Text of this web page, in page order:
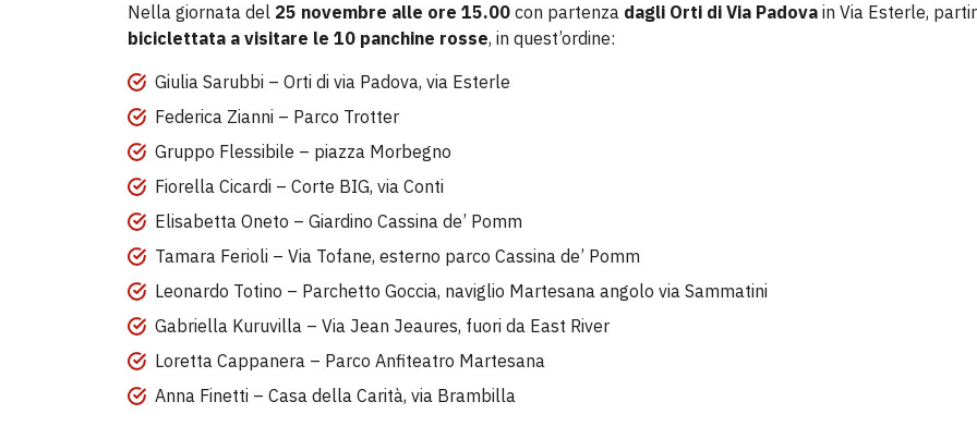
Nella giornata del 25 novembre alle ore 15.00 con partenza dagli Orti di Via Padova in Via Esterle,
biciclettata a visitare le 10 panchine rosse, in quest’ordine:
Giulia Sarubbi – Orti di via Padova, via Esterle
Federica Zianni – Parco Trotter
Gruppo Flessibile – piazza Morbegno
Fiorella Cicardi – Corte BIG, via Conti
Elisabetta Oneto – Giardino Cassina de’ Pomm
Tamara Ferioli – Via Tofane, esterno parco Cassina de’ Pomm
Leonardo Totino – Parchetto Goccia, naviglio Martesana angolo via Sammatini
Gabriella Kuruvilla – Via Jean Jeaures, fuori da East River
Loretta Cappanera – Parco Anfiteatro Martesana
Anna Finetti – Casa della Carità, via Brambilla